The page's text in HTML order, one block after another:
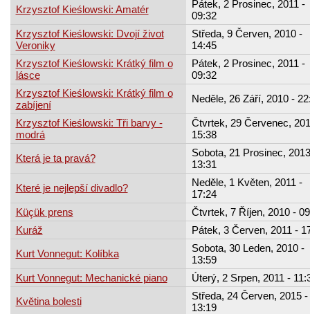
Krzysztof Kieślowski: Amatér
Pátek, 2 Prosinec, 2011 -
09:32
Krzysztof Kieślowski: Dvojí život
Veroniky
Středa, 9 Červen, 2010 -
14:45
Krzysztof Kieślowski: Krátký film o
lásce
Pátek, 2 Prosinec, 2011 -
09:32
Krzysztof Kieślowski: Krátký film o
zabíjení
Neděle, 26 Září, 2010 -
Krzysztof Kieślowski: Tři barvy -
modrá
Čtvrtek, 29 Červenec,
15:38
Která je ta pravá?
Sobota, 21 Prosinec,
13:31
Které je nejlepší divadlo?
Neděle, 1 Květen, 2011 -
17:24
Küçük prens
Čtvrtek, 7 Říjen, 2010 -
Kuráž
Pátek, 3 Červen, 2011 -
Kurt Vonnegut: Kolíbka
Sobota, 30 Leden, 2010 -
13:59
Kurt Vonnegut: Mechanické piano
Úterý, 2 Srpen, 2011 -
Květina bolesti
Středa, 24 Červen, 2015 -
13:19